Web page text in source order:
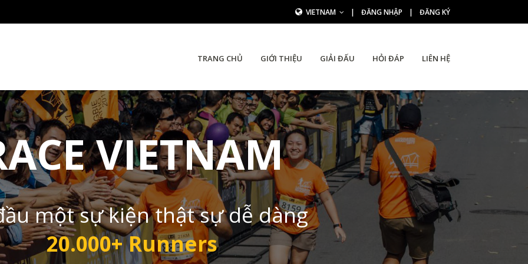
VIETNAM | ĐĂNG NHẬP | ĐĂNG KÝ
TRANG CHỦ GIỚI THIỆU GIẢI ĐẤU HỎI ĐÁP LIÊN HỆ
VIETNAM
một sự kiện thật sự dễ dàng
20.000+ Runners